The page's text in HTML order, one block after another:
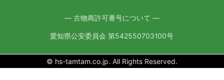
― 古物商許可番号について ―
愛知県公安委員会 第542550703100号
© hs-tamtam.co.jp. All Rights Reserved.